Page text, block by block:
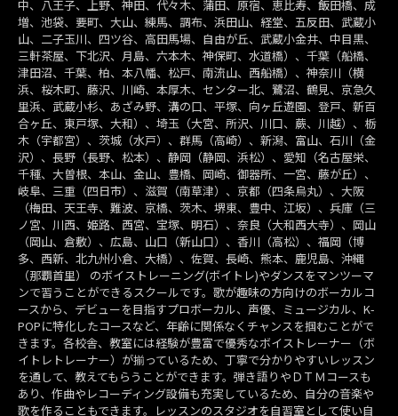
中、八王子、上野、神田、代々木、蒲田、原宿、恵比寿、飯田橋、成
増、池袋、要町、大山、練馬、調布、浜田山、経堂、五反田、武蔵小
山、二子玉川、四ツ谷、高田馬場、自由が丘、武蔵小金井、中目黒、
三軒茶屋、下北沢、月島、六本木、神保町、水道橋）、千葉（船橋、
津田沼、千葉、柏、本八幡、松戸、南流山、西船橋）、神奈川（横
浜、桜木町、藤沢、川崎、本厚木、センター北、鷺沼、鶴見、京急久
里浜、武蔵小杉、あざみ野、溝の口、平塚、向ヶ丘遊園、登戸、新百
合ヶ丘、東戸塚、大和）、埼玉（大宮、所沢、川口、蕨、川越）、栃
木（宇都宮）、茨城（水戸）、群馬（高崎）、新潟、富山、石川（金
沢）、長野（長野、松本）、静岡（静岡、浜松）、愛知（名古屋栄、
千種、大曽根、本山、金山、豊橋、岡崎、御器所、一宮、藤が丘）、
岐阜、三重（四日市）、滋賀（南草津）、京都（四条烏丸）、大阪
（梅田、天王寺、難波、京橋、茨木、堺東、豊中、江坂）、兵庫（三
ノ宮、川西、姫路、西宮、宝塚、明石）、奈良（大和西大寺）、岡山
（岡山、倉敷）、広島、山口（新山口）、香川（高松）、福岡（博
多、西新、北九州小倉、大橋）、佐賀、長崎、熊本、鹿児島、沖縄
（那覇首里） のボイストレーニング(ボイトレ)やダンスをマンツーマ
ンで習うことができるスクールです。歌が趣味の方向けのボーカルコ
ースから、デビューを目指すプロボーカル、声優、ミュージカル、K-
POPに特化したコースなど、年齢に関係なくチャンスを掴むことがで
きます。各校舎、教室には経験が豊富で優秀なボイストレーナー（ボ
イトレトレーナー）が揃っているため、丁寧で分かりやすいレッスン
を通して、教えてもらうことができます。弾き語りやＤＴＭコースも
あり、作曲やレコーディング設備も充実しているため、自分の音楽や
歌を作ることもできます。レッスンのスタジオを自習室として使い自